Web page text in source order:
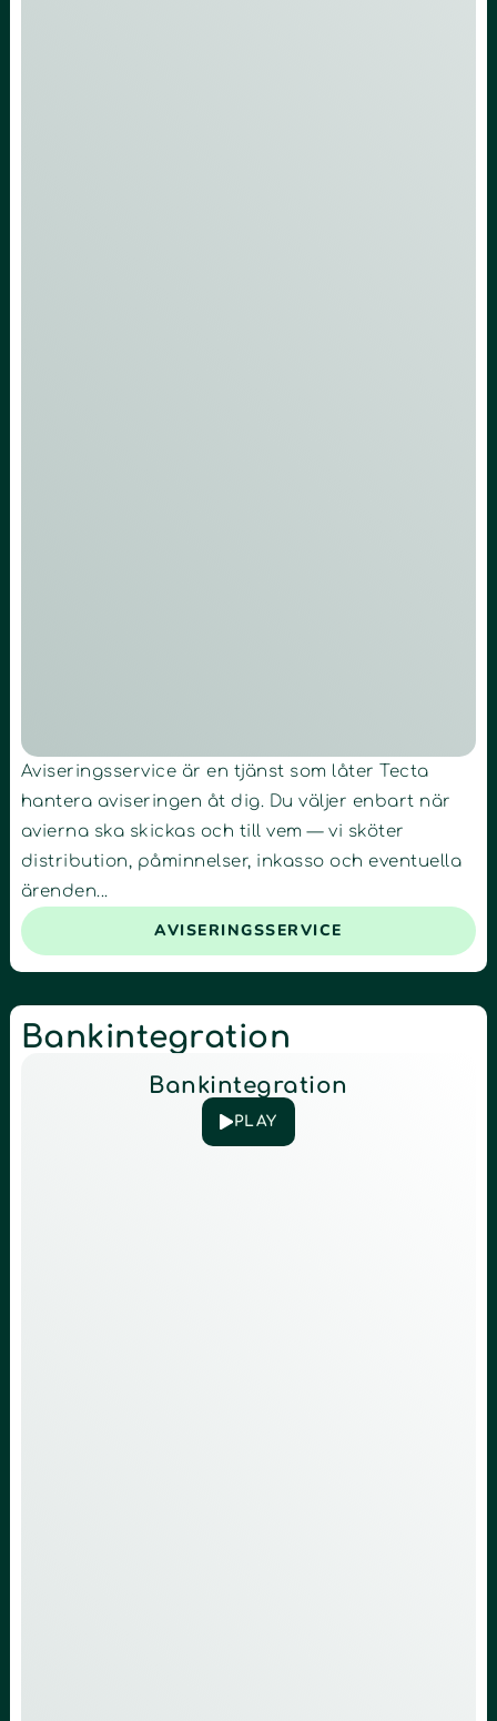
Aviseringsservice är en tjänst som låter Tecta
hantera aviseringen åt dig. Du väljer enbart när
avierna ska skickas och till vem — vi sköter
distribution, påminnelser, inkasso och eventuella
ärenden...
AVISERINGSSERVICE
Bankintegration
Bankintegration
PLAY